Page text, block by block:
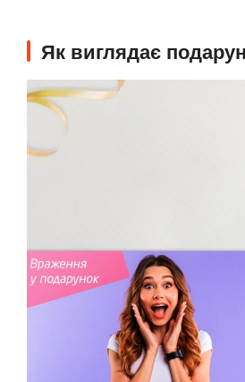
Як виглядає